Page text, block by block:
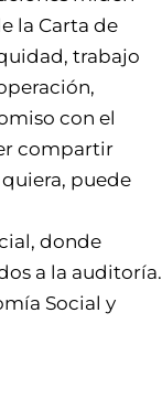
la Carta de
trabajo
con el
compartir
puede
donde
a la auditoría.
Social y